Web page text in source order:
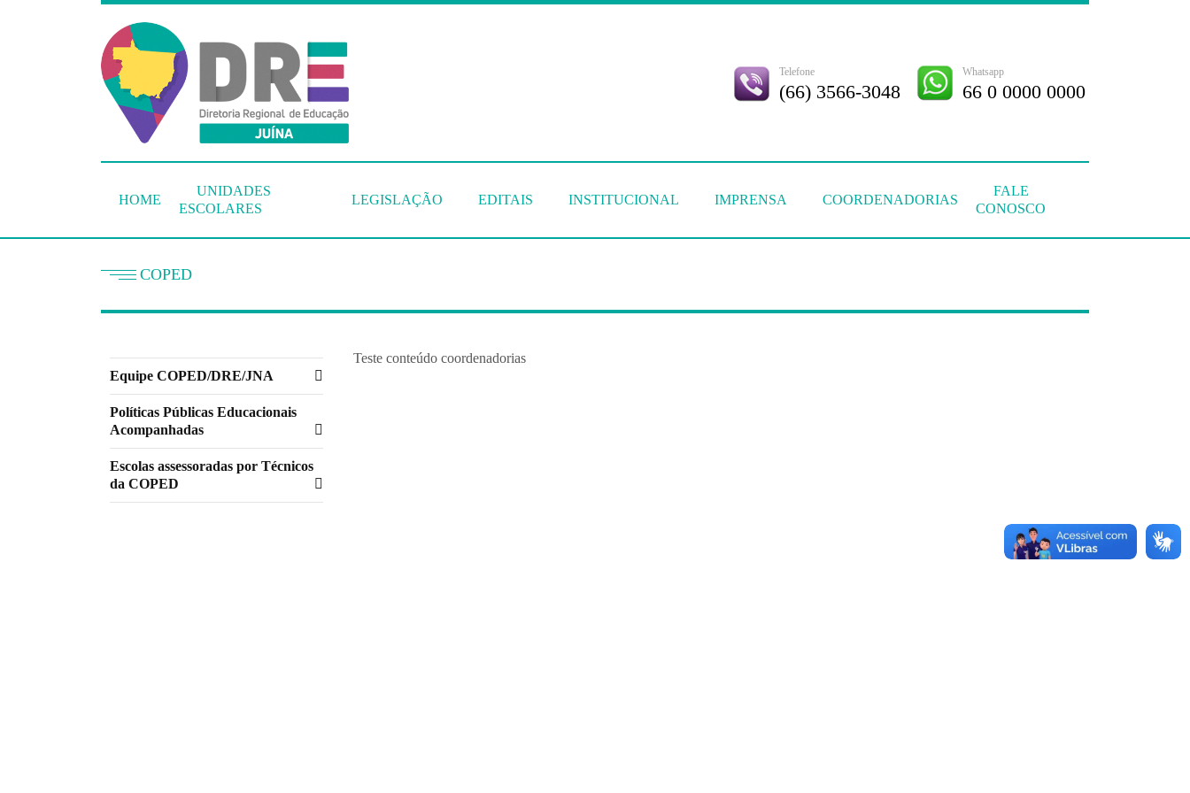
Telefone
(66) 3566-3048
Whatsapp
66 0 0000 0000
HOME
UNIDADES
ESCOLARES
LEGISLAÇÃO EDITAIS INSTITUCIONAL IMPRENSA COORDENADORIAS
FALE
CONOSCO
COPED
Equipe COPED/DRE/JNA
Políticas Públicas Educacionais
Acompanhadas
Escolas assessoradas por Técnicos
da COPED
Teste conteúdo coordenadorias